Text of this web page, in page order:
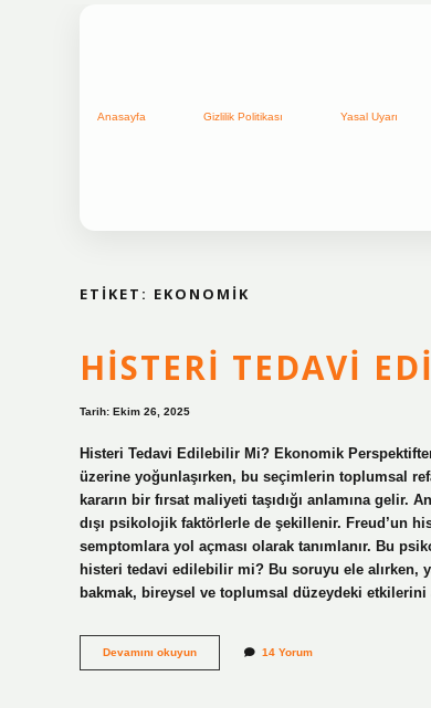
Anasayfa Gizlilik Politikası Yasal Uyarı
ETIKET: EKONOMIK
HISTERI TEDAVI
Tarih: Ekim 26, 2025
Histeri Tedavi Edilebilir Mi? Ekonomik
üzerine yoğunlaşırken, bu seçimlerin toplumsal
kararın bir fırsat maliyeti taşıdığı anlamına
dışı psikolojik faktörlerle de şekillenir. Freud’un
semptomlara yol açması olarak tanımlanır. Bu
histeri tedavi edilebilir mi? Bu soruyu ele alırken,
bakmak, bireysel ve toplumsal düzeydeki etkilerini
Devamını okuyunHisteri
tedavi
14 Yorum